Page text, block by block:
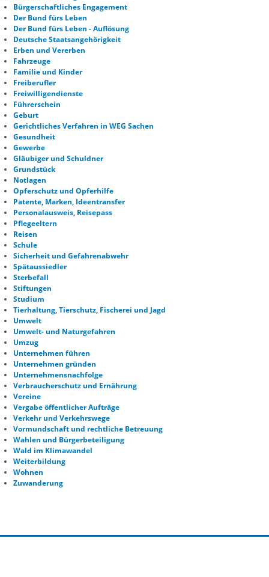
Bürgerschaftliches Engagement
Der Bund fürs Leben
Der Bund fürs Leben - Auflösung
Deutsche Staatsangehörigkeit
Erben und Vererben
Fahrzeuge
Familie und Kinder
Freiberufler
Freiwilligendienste
Führerschein
Geburt
Gerichtliches Verfahren in WEG Sachen
Gesundheit
Gewerbe
Gläubiger und Schuldner
Grundstück
Notlagen
Opferschutz und Opferhilfe
Patente, Marken, Ideentransfer
Personalausweis, Reisepass
Pflegeeltern
Reisen
Schule
Sicherheit und Gefahrenabwehr
Spätaussiedler
Sterbefall
Stiftungen
Studium
Tierhaltung, Tierschutz, Fischerei und Jagd
Umwelt
Umwelt- und Naturgefahren
Umzug
Unternehmen führen
Unternehmen gründen
Unternehmensnachfolge
Verbraucherschutz und Ernährung
Vereine
Vergabe öffentlicher Aufträge
Verkehr und Verkehrswege
Vormundschaft und rechtliche Betreuung
Wahlen und Bürgerbeteiligung
Wald im Klimawandel
Weiterbildung
Wohnen
Zuwanderung